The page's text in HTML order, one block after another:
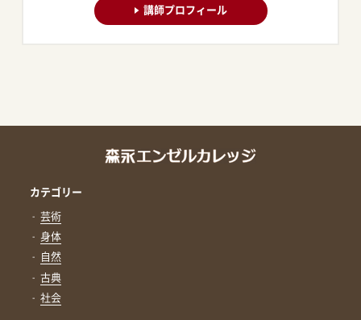
講師プロフィール
カテゴリー
芸術
身体
自然
古典
社会